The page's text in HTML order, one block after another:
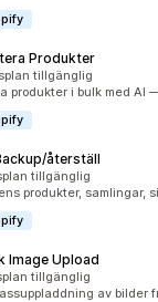
Produkter
tillgänglig
produkter i bulk med AI
återställ
tillgänglig
produkter, samlingar,
Image Upload
tillgänglig
av bilder